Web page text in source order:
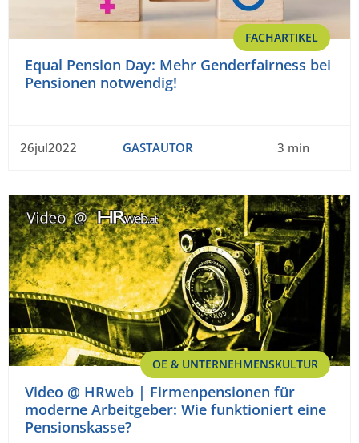
FACHARTIKEL
Equal Pension Day: Mehr Genderfairness bei
Pensionen notwendig!
26jul2022 GASTAUTOR 3 min
OE & UNTERNEHMENSKULTUR
Video @ HRweb | Firmenpensionen für
moderne Arbeitgeber: Wie funktioniert eine
Pensionskasse?